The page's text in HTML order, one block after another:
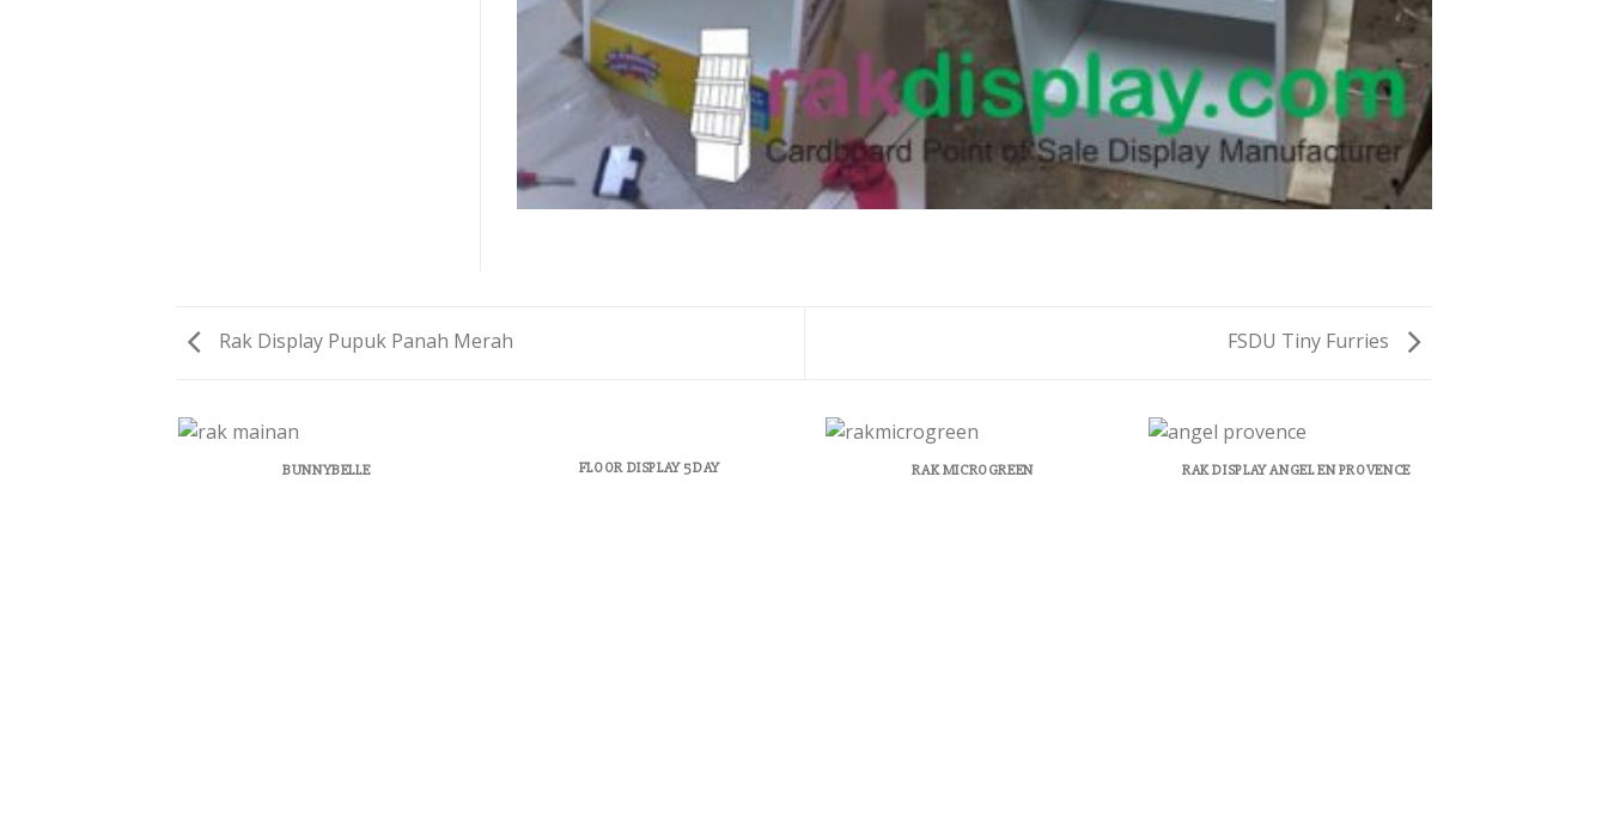
Rak Display Pupuk Panah Merah FSDU Tiny Furries
BUNNYBELLE FLOOR DISPLAY 5DAY RAK MICROGREEN RAK DISPLAY ANGEL EN PROVENCE